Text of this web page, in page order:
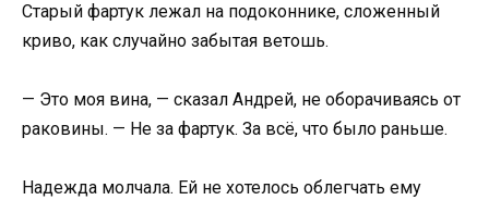
Старый фартук лежал на подоконнике, сложенный
криво, как случайно забытая ветошь.
— Это моя вина, — сказал Андрей, не оборачиваясь от
раковины. — Не за фартук. За всё, что было раньше.
Надежда молчала. Ей не хотелось облегчать ему